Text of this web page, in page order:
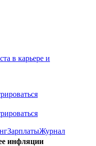
в карьере и
ЗарплатыЖурнал
инфляции